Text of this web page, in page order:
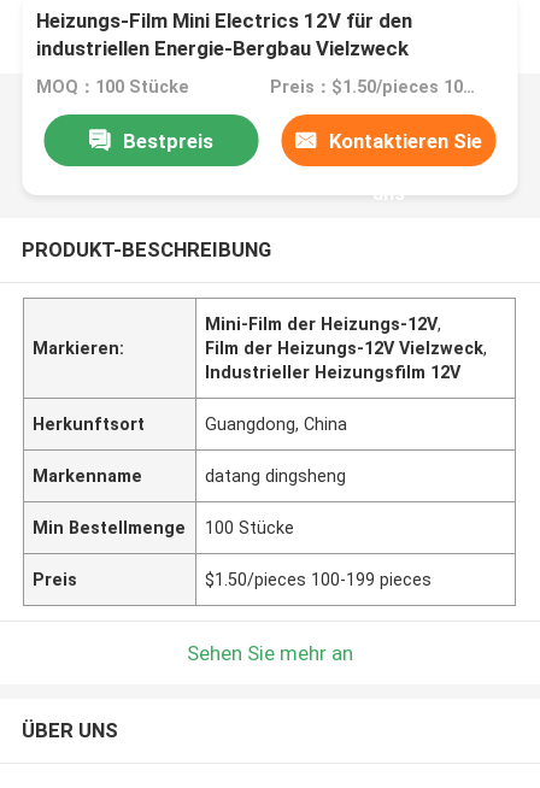
Heizungs-Film Mini Electrics 12V für den
industriellen Energie-Bergbau Vielzweck
MOQ：100 Stücke Preis：$1.50/pieces 100-199 pieces
Bestpreis Kontaktieren Sie
uns
PRODUKT-BESCHREIBUNG
Markieren:
Mini-Film der Heizungs-12V,
Film der Heizungs-12V Vielzweck,
Industrieller Heizungsfilm 12V
Herkunftsort Guangdong, China
Markenname datang dingsheng
Min Bestellmenge 100 Stücke
Preis $1.50/pieces 100-199 pieces
Sehen Sie mehr an
ÜBER UNS